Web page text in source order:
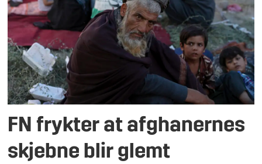
FN frykter at afghanernes
skjebne blir glemt